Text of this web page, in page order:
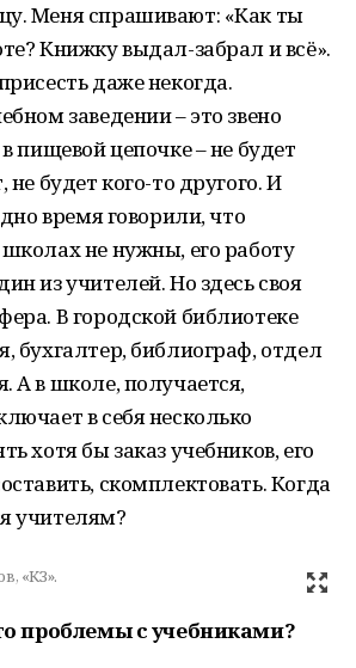
Меня спрашивают: «Как ты
Книжку выдал-забрал и всё».
даже некогда.
заведении – это звено
пищевой цепочке – не будет
не будет кого-то другого. И
время говорили, что
не нужны, его работу
из учителей. Но здесь своя
В городской библиотеке
бухгалтер, библиограф, отдел
А в школе, получается,
в себя несколько
хотя бы заказ учебников, его
скомплектовать. Когда
учителям?
«КЗ».
проблемы с учебниками?